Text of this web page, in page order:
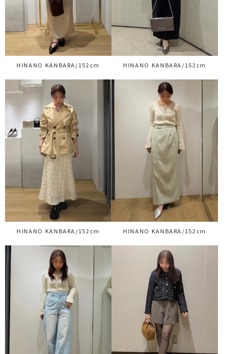
HINANO KANBARA/152cm HINANO KANBARA/152cm
HINANO KANBARA/152cm HINANO KANBARA/152cm